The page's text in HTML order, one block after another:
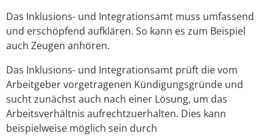
Das Inklusions- und Integrationsamt muss umfassend
und erschöpfend aufklären. So kann es zum Beispiel
auch Zeugen anhören.
Das Inklusions- und Integrationsamt prüft die vom
Arbeitgeber vorgetragenen Kündigungsgründe und
sucht zunächst auch nach einer Lösung, um das
Arbeitsverhältnis aufrechtzuerhalten. Dies kann
beispielweise möglich sein durch